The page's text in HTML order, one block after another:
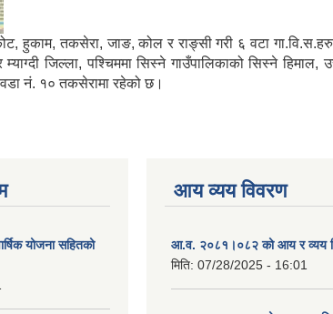
हुकाम, तकसेरा, जाङ, कोल र राङ्सी गरी ६ वटा
जिल्ला, पश्चिममा सिस्ने गाउँपालिकाको सिस्ने हिमाल,
वडा नं. १० तकसेरामा रहेको छ।
योजना सहितको
आय व्यय विवरण
आ.व. २०८१।०८२ को आय र व्यय
मिति: 07/28/2025 - 16:01